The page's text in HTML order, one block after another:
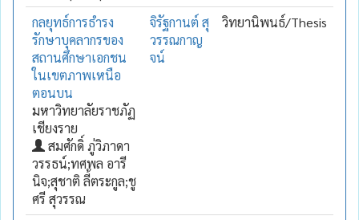
กลยุทธ์การธำรง
รักษาบุคลากรของ
สถานศึกษาเอกชน
ในเขตภาพเหนือ
ตอนบน
มหาวิทยาลัยราชภัฏ
เชียงราย
สมศักดิ์ ภู่วิภาดา
วรรธน์;ทศพล อารี
นิจ;สุชาติ ลี้ตระกูล;ชู
ศรี สุวรรณ
จิรัฐกานต์ สุ
วรรณกาญ
จน์
วิทยานิพนธ์/Thesis